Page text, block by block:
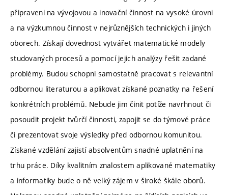
připraveni na vývojovou a inovační činnost na vysoké úrovni
a na výzkumnou činnost v nejrůznějších technických i jiných
oborech. Získají dovednost vytvářet matematické modely
studovaných procesů a pomocí jejich analýzy řešit zadané
problémy. Budou schopni samostatně pracovat s relevantní
odbornou literaturou a aplikovat získané poznatky na řešení
konkrétních problémů. Nebude jim činit potíže navrhnout či
posoudit projekt tvůrčí činnosti, zapojit se do týmové práce
či prezentovat svoje výsledky před odbornou komunitou.
Získané vzdělání zajistí absolventům snadné uplatnění na
trhu práce. Díky kvalitním znalostem aplikované matematiky
a informatiky bude o ně velký zájem v široké škále oborů.